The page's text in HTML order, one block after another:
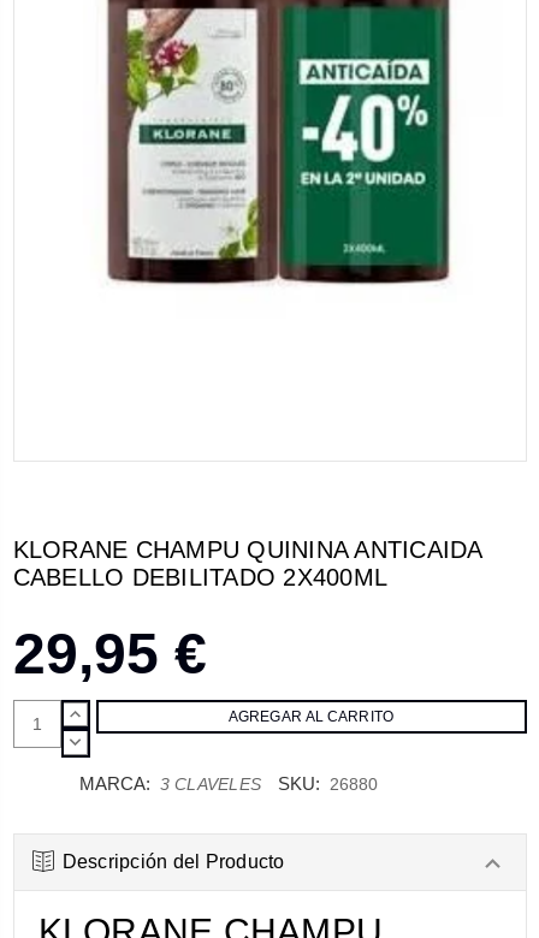
KLORANE CHAMPU QUININA ANTICAIDA
CABELLO DEBILITADO 2X400ML
29,95 €
AUMENTAR
CANTIDAD:
DISMINUIR
MARCA: 3 CLAVELES SKU: 26880
Descripción del Producto